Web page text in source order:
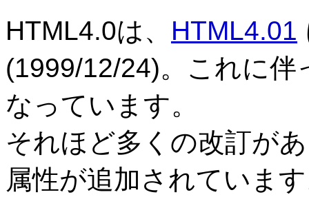
HTML4.0は、 HTML4.01
(1999/12/24)。これに伴
なっています。
それほど多くの改訂が
属性が追加されていま